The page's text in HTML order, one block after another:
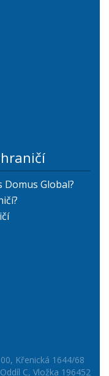
Global?
Křenická 1644/68
C, Vložka 196452